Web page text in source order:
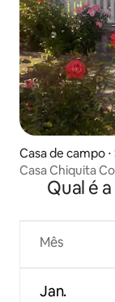
Casa de campo
Casa Chiquita
Qual é
Mês
Jan.